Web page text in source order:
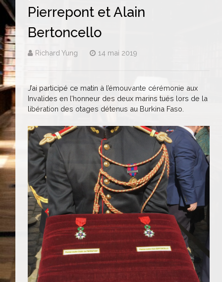
Pierrepont et Alain
Bertoncello
Richard Yung 14 mai 2019
J’ai participé ce matin à l’émouvante cérémonie aux
Invalides en l’honneur des deux marins tués lors de la
libération des otages détenus au Burkina Faso.